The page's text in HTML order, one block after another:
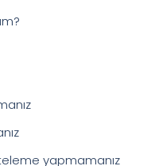
yapmamanız